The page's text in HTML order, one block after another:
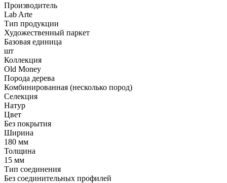
Производитель
Lab Arte
Тип продукции
Художественный паркет
Базовая единица
шт
Коллекция
Old Money
Порода дерева
Комбинированная (несколько пород)
Селекция
Натур
Цвет
Без покрытия
Ширина
180 мм
Толщина
15 мм
Тип соединения
Без соединительных профилей